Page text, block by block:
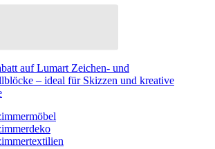
auf Lumart Zeichen- und
– ideal für Skizzen und kreative